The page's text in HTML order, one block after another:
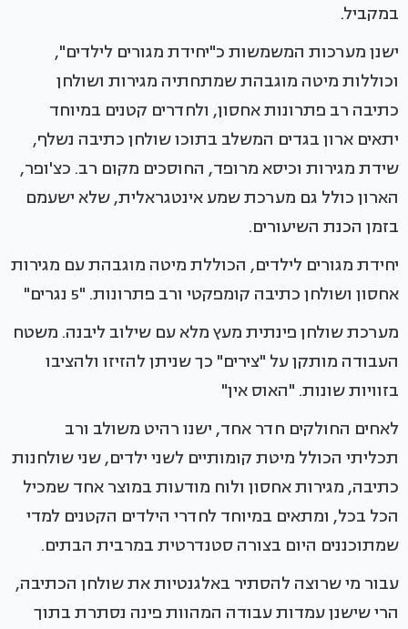
במקביל.
ישנן מערכות המשמשות כ"יחידת מגורים לילדים",
וכוללות מיטה מוגבהת שמתחתיה מגירות ושולחן
כתיבה רב פתרונות אחסון, ולחדרים קטנים במיוחד
יתאים ארון בגדים המשלב בתוכו שולחן כתיבה נשלף,
שידת מגירות וכיסא מרופד, החוסכים מקום רב. כצ'ופר,
הארון כולל גם מערכת שמע אינטגראלית, שלא ישעמם
בזמן הכנת השיעורים.
יחידת מגורים לילדים, הכוללת מיטה מוגבהת עם מגירות
אחסון ושולחן כתיבה קומפקטי ורב פתרונות. "5 נגרים"
מערכת שולחן פינתית מעץ מלא עם שילוב ליבנה. משטח
העבודה מותקן על "צירים" כך שניתן להזיזו ולהציבו
בזוויות שונות. "האוס אין"
לאחים החולקים חדר אחד, ישנו רהיט משולב ורב
תכליתי הכולל מיטת קומותיים לשני ילדים, שני שולחנות
כתיבה, מגירות אחסון ולוח מודעות במוצר אחד שמכיל
הכל בכל, ומתאים במיוחד לחדרי הילדים הקטנים למדי
שמתוכננים היום בצורה סטנדרטית במרבית הבתים.
עבור מי שרוצה להסתיר באלגנטיות את שולחן הכתיבה,
הרי שישנן עמדות עבודה המהוות פינה נסתרת בתוך